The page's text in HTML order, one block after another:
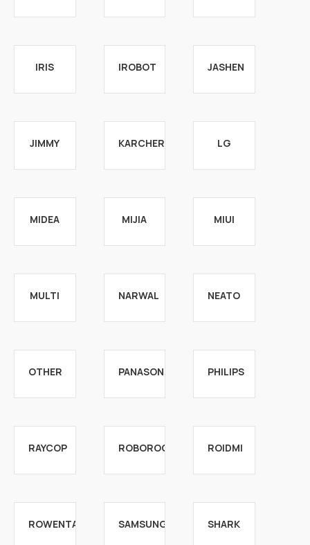
IRIS IROBOT JASHEN
JIMMY KARCHER LG
MIDEA MIJIA MIUI
MULTI NARWAL NEATO
OTHER PANASONIC PHILIPS
RAYCOP ROBOROCK ROIDMI
ROWENTA SAMSUNG SHARK